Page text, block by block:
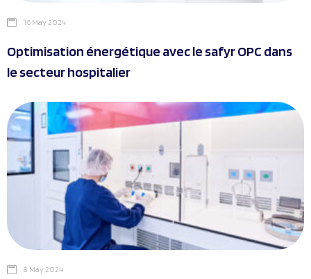
Optimisation énergétique avec le safyr OPC dans
le secteur hospitalier
16 May 2024
8 May 2024